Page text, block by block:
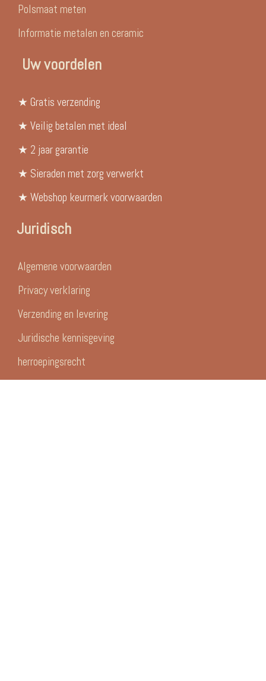
Polsmaat meten
Informatie metalen en ceramic
Uw voordelen
★ Gratis verzending
★ Veilig betalen met ideal
★ 2 jaar garantie
★ Sieraden met zorg verwerkt
★ Webshop keurmerk voorwaarden
Juridisch
Algemene voorwaarden
Privacy verklaring
Verzending en levering
Juridische kennisgeving
herroepingsrecht